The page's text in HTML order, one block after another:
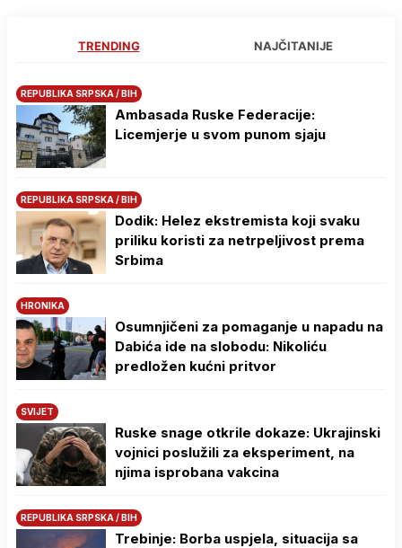
TRENDING NAJČITANIJE
REPUBLIKA SRPSKA / BIH
Ambasada Ruske Federacije:
Licemjerje u svom punom sjaju
REPUBLIKA SRPSKA / BIH
Dodik: Helez ekstremista koji svaku
priliku koristi za netrpeljivost prema
Srbima
HRONIKA
Osumnjičeni za pomaganje u napadu na
Dabića ide na slobodu: Nikoliću
predložen kućni pritvor
SVIJET
Ruske snage otkrile dokaze: Ukrajinski
vojnici poslužili za eksperiment, na
njima isprobana vakcina
REPUBLIKA SRPSKA / BIH
Trebinje: Borba uspjela, situacija sa